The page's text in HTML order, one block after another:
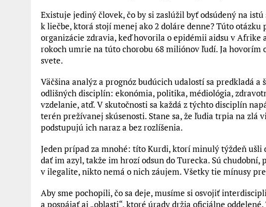
Existuje jediný človek, čo by si zaslúžil byť odsúdený na
k liečbe, ktorá stojí menej ako 2 doláre denne? Túto
organizácie zdravia, keď hovorila o epidémii aidsu v Afrike
rokoch umrie na túto chorobu 68 miliónov ľudí. Ja hovorím
svete.
Väčšina analýz a prognóz budúcich udalostí sa predkladá
odlišných disciplín: ekonómia, politika, médiológia,
vzdelanie, atď. V skutočnosti sa každá z týchto disciplín
terén prežívanej skúsenosti. Stane sa, že ľudia trpia na zlá
podstupujú ich naraz a bez rozlíšenia.
Jeden prípad za mnohé: títo Kurdi, ktorí minulý týždeň ušli
dať im azyl, takže im hrozí odsun do Turecka. Sú
v ilegalite, nikto nemá o nich záujem. Všetky tie mínusy
Aby sme pochopili, čo sa deje, musíme si osvojiť
a pospájať aj „oblasti“, ktoré úrady držia oficiálne